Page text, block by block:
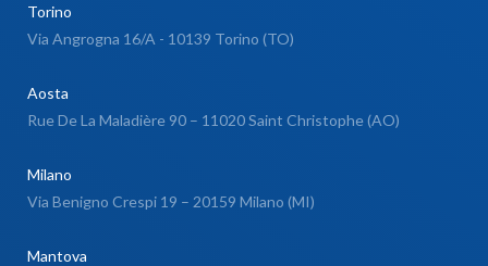
Torino
Via Angrogna 16/A - 10139 Torino (TO)
Aosta
Rue De La Maladière 90 – 11020 Saint Christophe (AO)
Milano
Via Benigno Crespi 19 – 20159 Milano (MI)
Mantova